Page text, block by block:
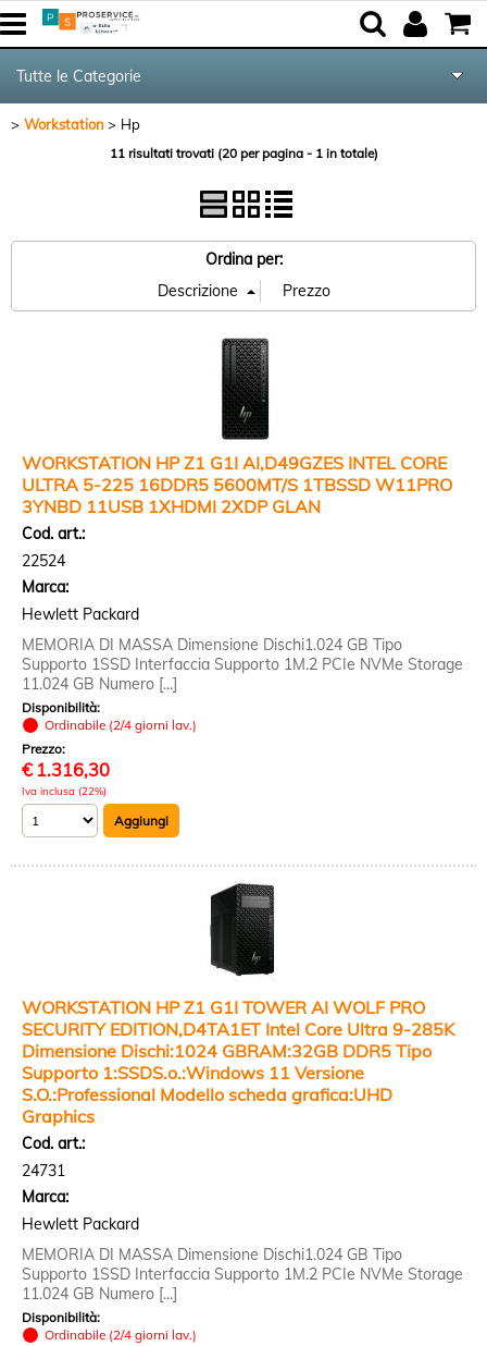
Tutte le Categorie
Componenti
Networking & Com.
Workstation Hp
11 risultati trovati (20 per pagina - 1 in totale)
Ordina per:
WORKSTATION HP Z1 G1I AI,D49GZES INTEL CORE
ULTRA 5-225 16DDR5 5600MT/S 1TBSSD W11PRO
3YNBD 11USB 1XHDMI 2XDP GLAN
Cod. art.:
22524
Marca:
Hewlett Packard
MEMORIA DI MASSA Dimensione Dischi1.024 GB Tipo
Supporto 1SSD Interfaccia Supporto 1M.2 PCIe NVMe Storage
11.024 GB Numero [...]
Disponibilità:
Ordinabile (2/4 giorni lav.)
Prezzo:
€ 1.316,30
Iva inclusa (22%)
WORKSTATION HP Z1 G1I TOWER AI WOLF PRO
SECURITY EDITION,D4TA1ET Intel Core Ultra 9-285K
Dimensione Dischi:1024 GBRAM:32GB DDR5 Tipo
Supporto 1:SSDS.o.:Windows 11 Versione
S.O.:Professional Modello scheda grafica:UHD
Graphics
Cod. art.:
24731
Marca:
Hewlett Packard
MEMORIA DI MASSA Dimensione Dischi1.024 GB Tipo
Supporto 1SSD Interfaccia Supporto 1M.2 PCIe NVMe Storage
11.024 GB Numero [...]
Disponibilità:
Ordinabile (2/4 giorni lav.)